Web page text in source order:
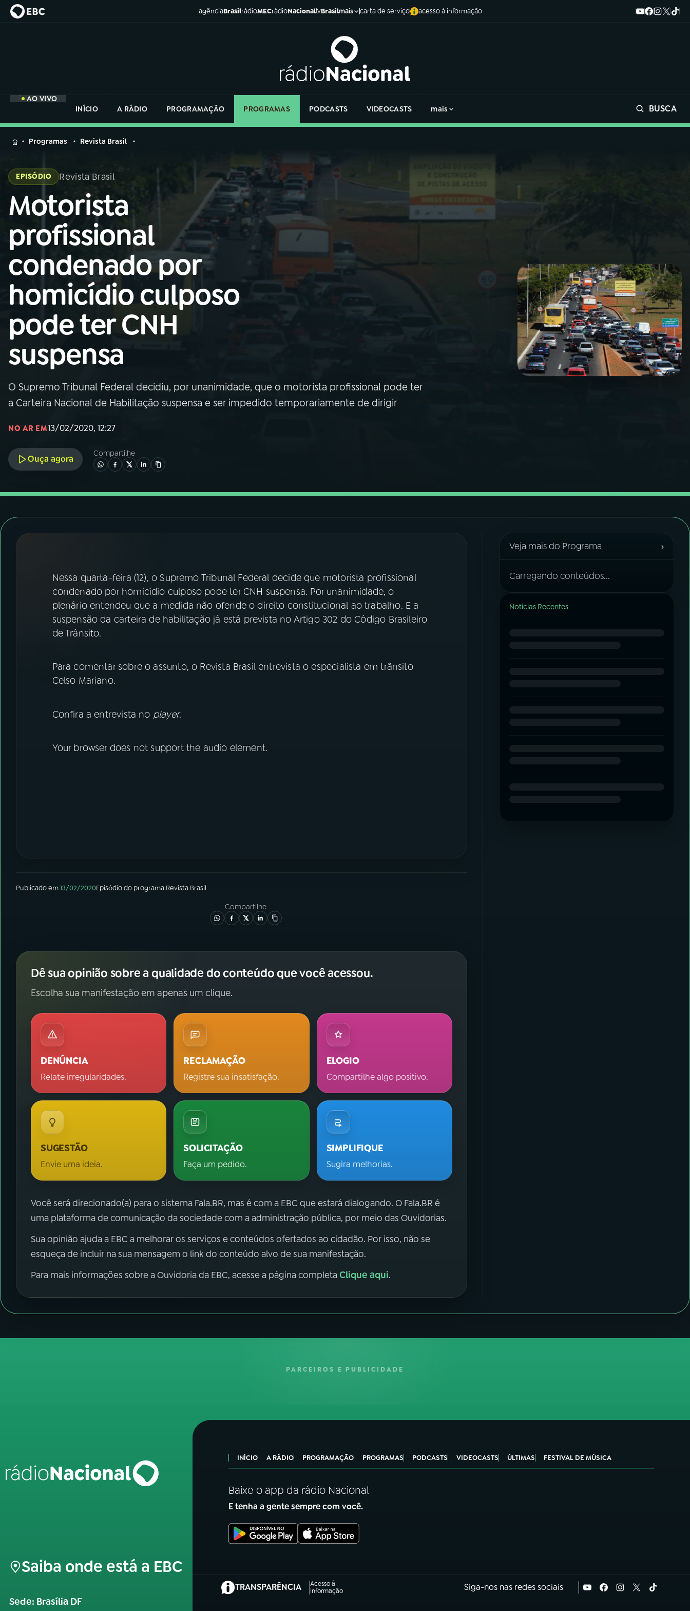
agênciaBrasilrádioMECrádioNacionaltvBrasilmais carta de serviço acesso à informação
AO VIVO
INÍCIO
A RÁDIO PROGRAMAÇÃO PROGRAMAS PODCASTS VIDEOCASTS mais BUSCA
MENU
Buscar
na
Rádio
Nacional
AO VIVO
01 INÍCIO
02A RÁDIO
03 PROGRAMAÇÃO
04PROGRAMAS
06VIDEOCASTS
07ÚLTIMAS
08FESTIVAL DE MÚSICA
Instagram X
na
Rádio
Programas Revista Brasil
EPISÓDIO Revista Brasil
Motorista
profissional
condenado por
homicídio culposo
pode ter CNH
suspensa
O Supremo Tribunal Federal decidiu, por unanimidade, que o motorista profissional pode ter
a Carteira Nacional de Habilitação suspensa e ser impedido temporariamente de dirigir
NO AR EM13/02/2020, 12:27
Ouça agora
Compartilhe
Nessa quarta-feira (12), o Supremo Tribunal Federal decide que motorista profissional
condenado por homicídio culposo pode ter CNH suspensa. Por unanimidade, o
plenário entendeu que a medida não ofende o direito constitucional ao trabalho. E a
suspensão da carteira de habilitação já está prevista no Artigo 302 do Código Brasileiro
de Trânsito.
Para comentar sobre o assunto, o Revista Brasil entrevista o especialista em trânsito
Celso Mariano.
Confira a entrevista no player.
Your browser does not support the audio element.
Publicado em13/02/2020Episódiodo programa Revista Brasil
Compartilhe
Dê sua opinião sobre a qualidade do conteúdo que você acessou.
Escolha sua manifestação em apenas um clique.
DENÚNCIA
Relate irregularidades.
RECLAMAÇÃO
Registre sua insatisfação.
ELOGIO
Compartilhe algo positivo.
SUGESTÃO
Envie uma ideia.
SOLICITAÇÃO
Faça um pedido.
SIMPLIFIQUE
Sugira melhorias.
Você será direcionado(a) para o sistema Fala.BR, mas é com a EBC que estará dialogando. O Fala.BR é
uma plataforma de comunicação da sociedade com a administração pública, por meio das Ouvidorias.
Sua opinião ajuda a EBC a melhorar os serviços e conteúdos ofertados ao cidadão. Por isso, não se
esqueça de incluir na sua mensagem o link do conteúdo alvo de sua manifestação.
Para mais informações sobre a Ouvidoria da EBC, acesse a página completaClique aqui.
Veja mais do Programa ›
Carregando conteúdos...
Notícias Recentes
PARCEIROS E PUBLICIDADE
Saiba onde está a EBC
Sede: Brasília DF
INÍCIO A RÁDIO PROGRAMAÇÃO PROGRAMAS PODCASTS VIDEOCASTS ÚLTIMAS FESTIVAL DE MÚSICA
Baixe o app da rádio Nacional
E tenha a gente sempre com você.
TRANSPARÊNCIA
Acesso à
Informação
(abre em nova aba) Siga-nos nas redes sociais